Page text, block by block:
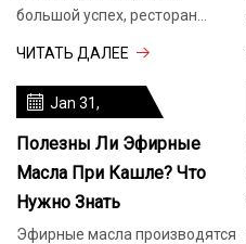
большой успех, ресторан
Драйв закроется после
ЧИТАТЬ ДАЛЕЕ
Jan 31,
Полезны Ли Эфирные
Масла При Кашле? Что
Нужно Знать
Эфирные масла производятся